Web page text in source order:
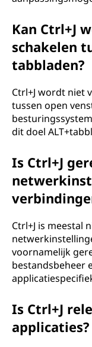
Kan Ctrl+J
schakelen
tabbladen?
Ctrl+J wordt niet
tussen open
dit doel
Is Ctrl+J
Ctrl+J is meestal
voornamelijk
bestandsbeheer
Is Ctrl+J
applicaties?